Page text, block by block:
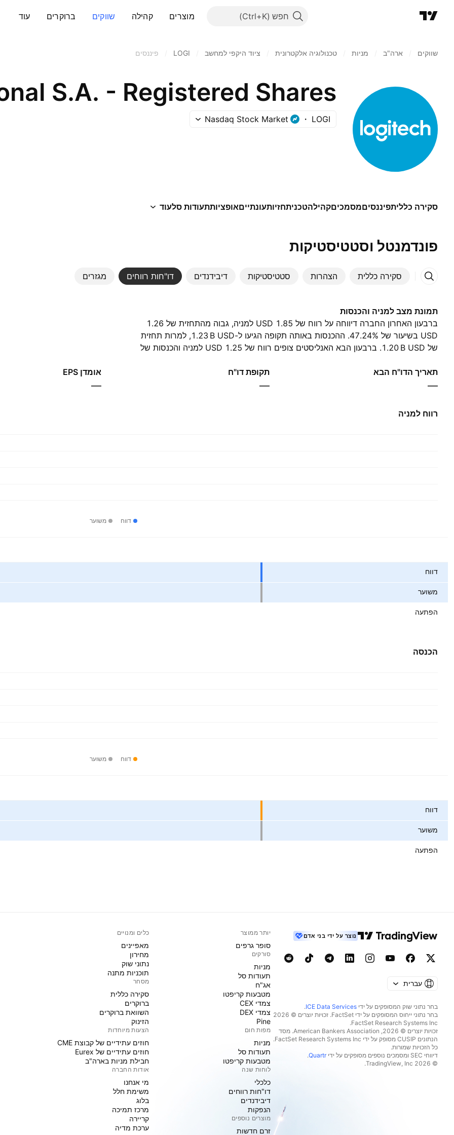
חפש מוצרים קהילה שווקים ברוקרים עוד
שווקים ארה"ב‏ מניות‏ טכנולוגיה אלקטרונית ציוד היקפי למחשב LOGI פיננסים
LOGI
Nasdaq Stock Market
סקירה כלליתפיננסיםמסמכיםקהילהטכניתחזיותעונתייםאופציותתעודות סלעוד
פונדמנטל וסטטיסטיקות
סקירה כללית הצהרות סטטיסטיקות דיבידנדים דו"חות רווחים מגזרים
תמונת מצב למניה והכנסות
ברבעון האחרון החברה דיווחה על רווח של 1.85 USD למניה, גבוה מהתחזית של 1.26
USD בשיעור של 47.24%. ההכנסות באותה תקופה הגיעו ל-‪1.23 B‬ USD, למרות תחזית
של ‪1.20 B‬ USD. ברבעון הבא האנליסטים צופים רווח של 1.25 USD למניה והכנסות של
תאריך הדו"ח הבא
—
תקופת דו"ח
—
אומדן EPS
—
רווח למניה
דווח משוער
דווח
משוער
הפתעה
הכנסה
דווח משוער
דווח
משוער
הפתעה
נוצר על ידי בני אדם
עברית
בחר נתוני שוק המסופקים על ידי ICE Data Services
.
בחר נתוני ייחוס המסופקים על ידי FactSet. זכויות יוצרים © 2026
זכויות יוצרים © 2026, ‏American Bankers Association. מסד
הנתונים CUSIP מסופק על ידי FactSet Research Systems Inc.
כל הזכויות שמורות.
דיווחי SEC ומסמכים נוספים מסופקים על ידי
Quartr
.
© 2026 ‏TradingView, Inc.‏
יותר ממוצר
סופר גרפים
סורקים
מניות‏
תעודות סל
אג"ח
מטבעות קריפטו
צמדי CEX
צמדי DEX
Pine
מפות חום
מניות‏
תעודות סל
מטבעות קריפטו
לוחות שנה
כלכלי
דו"חות רווחים
דיבידנדים
הנפקות
מוצרים נוספים
זרם חדשות
כלים ומנויים
מאפיינים
מחירון
נתוני שוק
תוכניות מתנה
מסחר
סקירה כללית
ברוקרים
השוואת ברוקרים
הזינוק
הצעות מיוחדות
חוזים עתידיים של קבוצת CME
חוזים עתידיים של Eurex
חבילת מניות בארה"ב
אודות החברה
מי אנחנו
משימת חלל
בלוג
מרכז תמיכה
קריירה
ערכת מדיה